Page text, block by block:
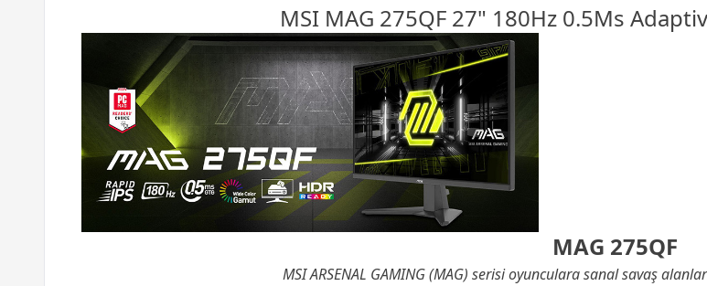
MSI MAG 275QF 27" 180Hz 0.5Ms
MAG 275QF
MSI ARSENAL GAMING (MAG) serisi oyunculara sanal savaş